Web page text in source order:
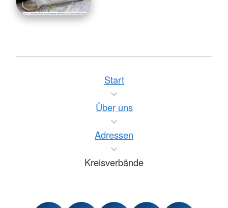
Start
Über uns
Adressen
Kreisverbände